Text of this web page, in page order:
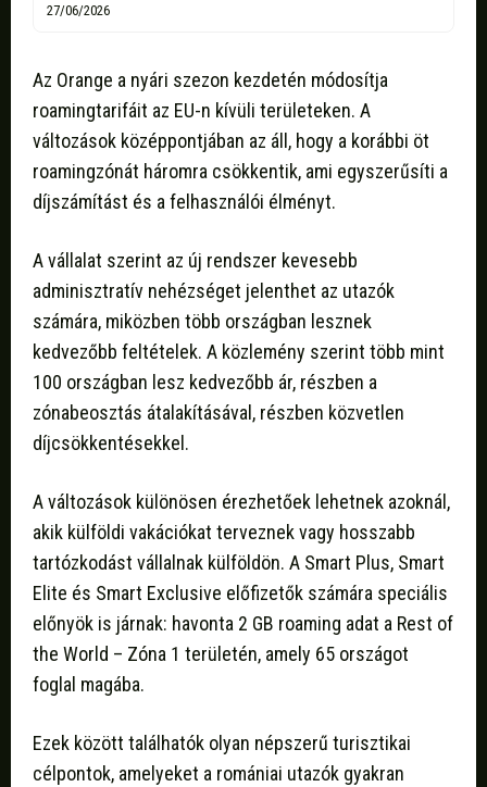
27/06/2026
Az Orange a nyári szezon kezdetén módosítja
roamingtarifáit az EU-n kívüli területeken. A
változások középpontjában az áll, hogy a korábbi öt
roamingzónát háromra csökkentik, ami egyszerűsíti a
díjszámítást és a felhasználói élményt.
A vállalat szerint az új rendszer kevesebb
adminisztratív nehézséget jelenthet az utazók
számára, miközben több országban lesznek
kedvezőbb feltételek. A közlemény szerint több mint
100 országban lesz kedvezőbb ár, részben a
zónabeosztás átalakításával, részben közvetlen
díjcsökkentésekkel.
A változások különösen érezhetőek lehetnek azoknál,
akik külföldi vakációkat terveznek vagy hosszabb
tartózkodást vállalnak külföldön. A Smart Plus, Smart
Elite és Smart Exclusive előfizetők számára speciális
előnyök is járnak: havonta 2 GB roaming adat a Rest of
the World – Zóna 1 területén, amely 65 országot
foglal magába.
Ezek között találhatók olyan népszerű turisztikai
célpontok, amelyeket a romániai utazók gyakran